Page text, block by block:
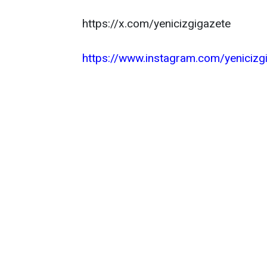
https://x.com/yenicizgigazete
https://www.instagram.com/